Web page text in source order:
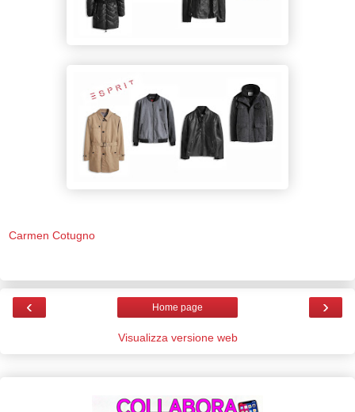
Carmen Cotugno
‹ ›
Home page
Visualizza versione web